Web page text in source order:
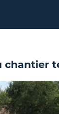
chantier